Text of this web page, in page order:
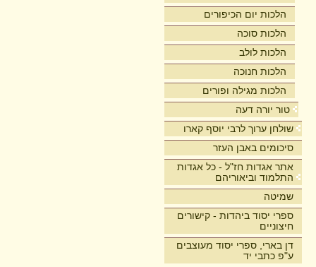
הלכות יום הכיפורים
הלכות סוכה
הלכות לולב
הלכות חנוכה
הלכות מגילה ופורים
טור יורה דעה
שולחן ערוך לרבי יוסף קארו
סיכומים באבן העזר
אתר אגדות חז"ל - כל אגדות
התלמוד וביאוריהם
שמיטה
ספרי יסוד ביהדות - קישורים
חיצוניים
דן בארי, ספרי יסוד מעוצבים
ע"פ כתבי יד